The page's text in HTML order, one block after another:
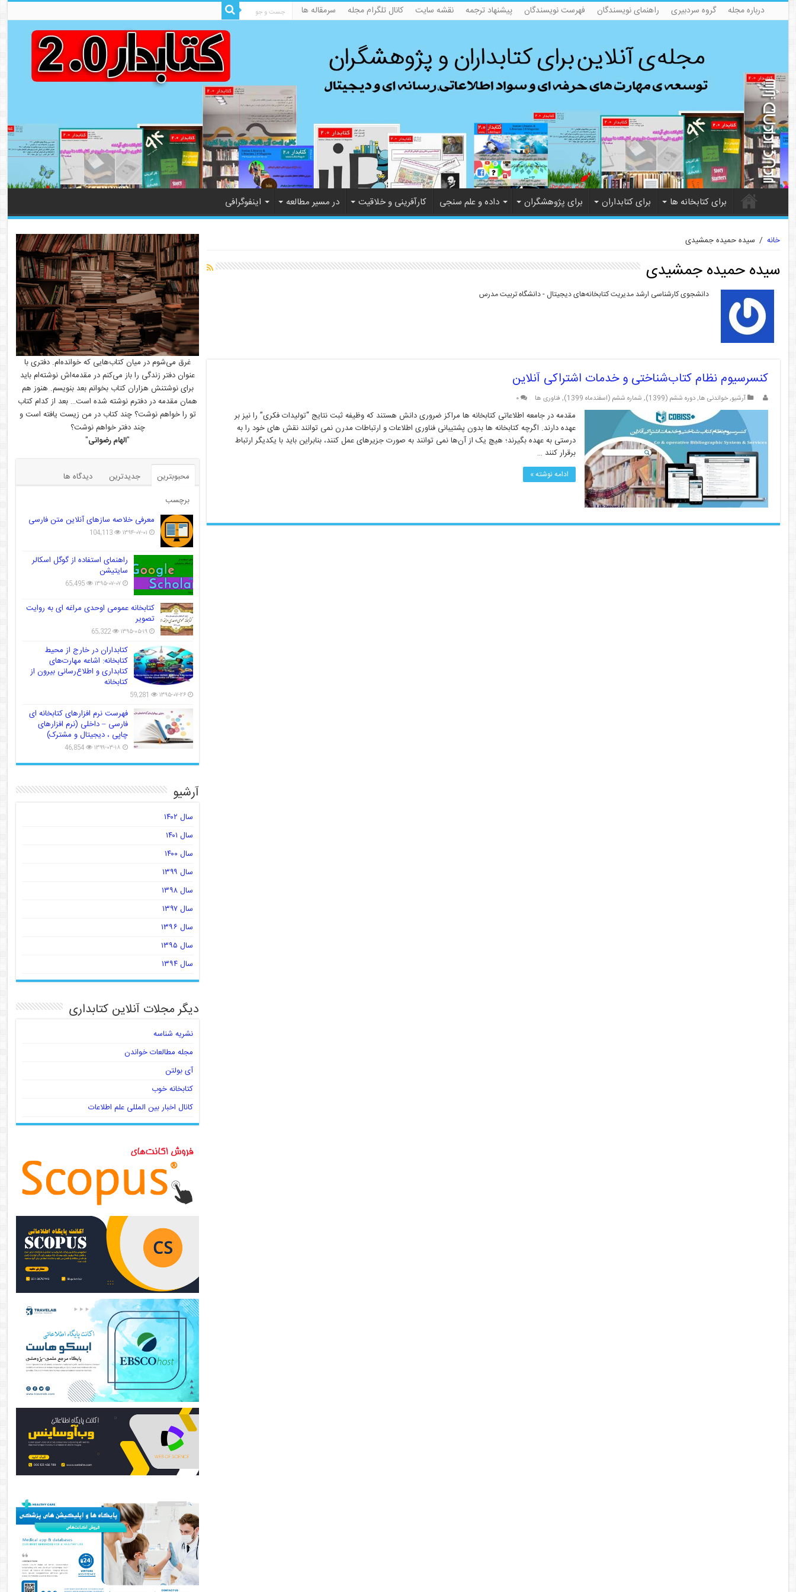
درباره مجله گروه سردبیری راهنمای نویسندگان فهرست نویسندگان پیشنهاد ترجمه نقشه سایت کانال تلگرام مجله سرمقاله ها
برای کتابخانه ها برای کتابداران برای پژوهشگران داده و علم سنجی کارآفرینی و خلاقیت در مسیر مطالعه اینفوگرافی
خانه / سیده حمیده جمشیدی
سیده حمیده جمشیدی
دانشجوی کارشناسی ارشد مدیریت کتابخانه‌های دیجیتال - دانشگاه تربیت مدرس
کنسرسیوم نظام کتاب‌شناختی و خدمات اشتراکی آنلاین
آرشیو,خواندنی ها,دوره ششم (1399) , شماره ششم (اسفندماه 1399) , فناوری ها ۰
مقدمه در جامعه اطلاعاتی کتابخانه ها مراکز ضروری دانش هستند که وظیفه ثبت نتایج “تولیدات فکری” را نیز بر
عهده دارند. اگرچه کتابخانه ها بدون پشتیبانی فناوری اطلاعات و ارتباطات مدرن نمی توانند نقش های خود را به
درستی به عهده بگیرند؛ هیچ یک از آن‌ها نمی توانند به صورت جزیرهای عمل کنند، بنابراین باید با یکدیگر ارتباط
برقرار کنند …
ادامه نوشته »
غرق می‌شوم در میان کتاب‌هایی که خوانده‌ام. دفتری با
عنوان دفتر زندگی را باز می‌کنم در مقدمه‌اش نوشته‌ام باید
برای نوشتنش هزاران کتاب بخوانم بعد بنویسم. هنوز هم
همان مقدمه در دفترم نوشته شده است… بعد از کدام کتاب
تو را خواهم نوشت؟ چند کتاب در من زیست یافته است و
چند دفتر خواهم نوشت؟
"الهام رضوانی"
محبوبترین جدیدترین
دیدگاه ها
برچسب
معرفی خلاصه سازهای آنلاین متن فارسی
۱۳۹۴-۰۷-۰۱ 104,113
راهنمای استفاده از گوگل اسکالر
سایتیشن
۱۳۹۵-۰۷-۰۷ 65,495
کتابخانه عمومی اوحدی مراغه ای به روایت
تصویر
۱۳۹۵-۰۵-۱۹ 65,322
کتابداران در خارج از محیط
کتابخانه: اشاعه مهارت‌های
کتابداری و اطلاع‌رسانی بیرون از
کتابخانه
۱۳۹۵-۰۷-۲۶ 59,281
فهرست نرم افزارهای کتابخانه ای
فارسی – داخلی (نرم افزارهای
چاپی ، دیجیتال و مشترک)
۱۳۹۹-۰۳-۱۸ 46,854
آرشیو
سال ۱۴۰۲
سال ۱۴۰۱
سال ۱۴۰۰
سال ۱۳۹۹
سال ۱۳۹۸
سال ۱۳۹۷
سال ۱۳۹۶
سال ۱۳۹۵
سال ۱۳۹۴
دیگر مجلات آنلاین کتابداری
نشریه شناسه
مجله مطالعات خواندن
آی بولتن
کتابخانه خوب
کانال اخبار بین المللی علم اطلاعات